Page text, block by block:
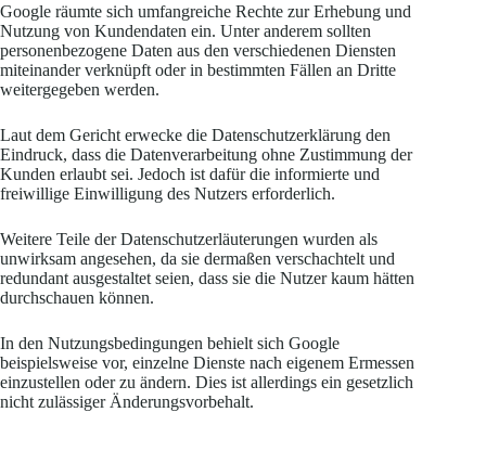
Google räumte sich umfangreiche Rechte zur Erhebung und
Nutzung von Kundendaten ein. Unter anderem sollten
personenbezogene Daten aus den verschiedenen Diensten
miteinander verknüpft oder in bestimmten Fällen an Dritte
weitergegeben werden.
Laut dem Gericht erwecke die Datenschutzerklärung den
Eindruck, dass die Datenverarbeitung ohne Zustimmung der
Kunden erlaubt sei. Jedoch ist dafür die informierte und
freiwillige Einwilligung des Nutzers erforderlich.
Weitere Teile der Datenschutzerläuterungen wurden als
unwirksam angesehen, da sie dermaßen verschachtelt und
redundant ausgestaltet seien, dass sie die Nutzer kaum hätten
durchschauen können.
In den Nutzungsbedingungen behielt sich Google
beispielsweise vor, einzelne Dienste nach eigenem Ermessen
einzustellen oder zu ändern. Dies ist allerdings ein gesetzlich
nicht zulässiger Änderungsvorbehalt.